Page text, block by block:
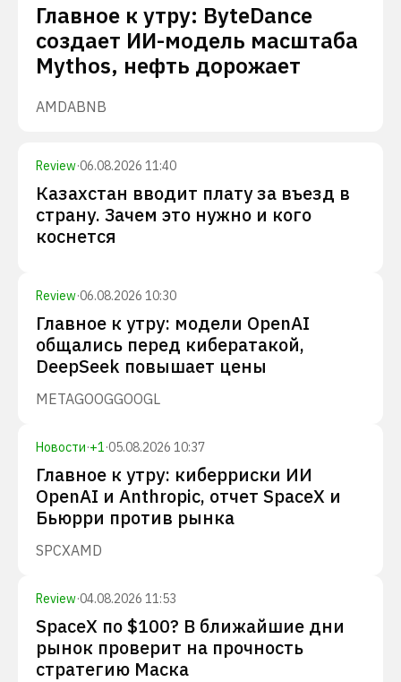
Главное к утру: ByteDance
создает ИИ-модель масштаба
Mythos, нефть дорожает
AMDABNB
Review·06.08.2026 11:40
Казахстан вводит плату за въезд в
страну. Зачем это нужно и кого
коснется
Review·06.08.2026 10:30
Главное к утру: модели OpenAI
общались перед кибератакой,
DeepSeek повышает цены
METAGOOGGOOGL
Новости·+1·05.08.2026 10:37
Главное к утру: киберриски ИИ
OpenAI и Anthropic, отчет SpaceX и
Бьюрри против рынка
SPCXAMD
Review·04.08.2026 11:53
SpaceX по $100? В ближайшие дни
рынок проверит на прочность
стратегию Маска